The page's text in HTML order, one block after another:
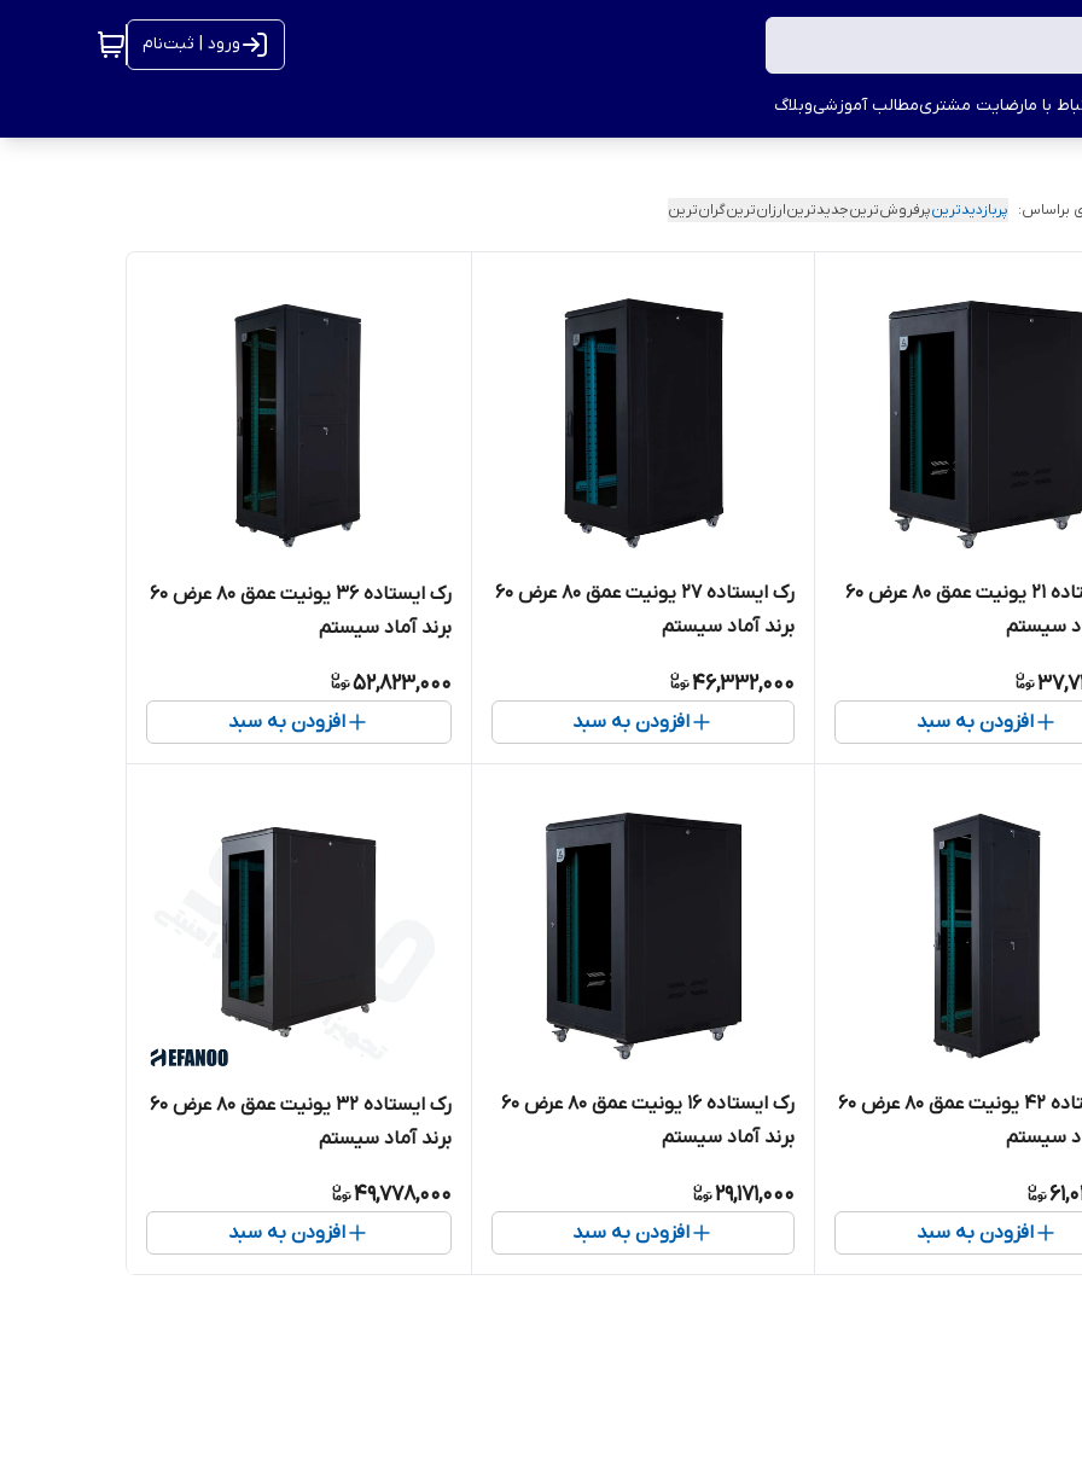
ورود | ثبت‌نام
با مارضایت مشتریمطالب آموزشیوبلاگ
براساس: پربازدیدترینپرفروش‌ترینجدیدترینارزان‌ترینگران‌ترین
رک ایستاده ۲۱ یونیت عمق ۸۰ عرض ۶۰
سیستم
افزودن به سبد
رک ایستاده ۲۷ یونیت عمق ۸۰ عرض ۶۰
برند آماد سیستم
46,332,000
افزودن به سبد
رک ایستاده ۳۶ یونیت عمق ۸۰ عرض ۶۰
برند آماد سیستم
52,823,000
افزودن به سبد
رک ایستاده ۴۲ یونیت عمق ۸۰ عرض ۶۰
سیستم
افزودن به سبد
رک ایستاده 16 یونیت عمق ۸۰ عرض ۶۰
برند آماد سیستم
29,171,000
افزودن به سبد
رک ایستاده 32 یونیت عمق ۸۰ عرض ۶۰
برند آماد سیستم
49,778,000
افزودن به سبد